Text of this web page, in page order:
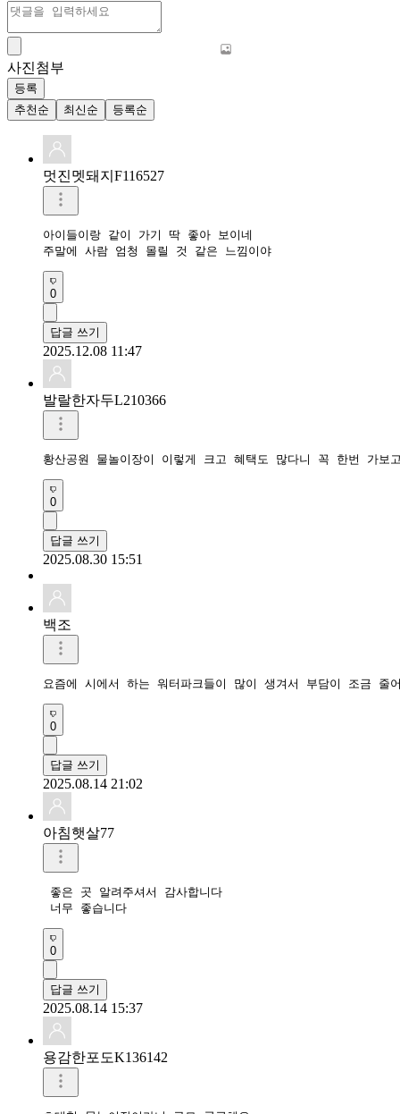
사진첨부
등록
추천순
최신순 등록순
멋진멧돼지F116527
아이들이랑 같이 가기 딱 좋아 보이네
주말에 사람 엄청 몰릴 것 같은 느낌이야
0
답글 쓰기
2025.12.08 11:47
발랄한자두L210366
0
답글 쓰기
2025.08.30 15:51
백조
요즘에 시에서 하는 워터파크들이 많이 생겨서 부담이 조금 줄
0
답글 쓰기
2025.08.14 21:02
아침햇살77
좋은 곳 알려주셔서 감사합니다
너무 좋습니다
0
답글 쓰기
2025.08.14 15:37
용감한포도K136142